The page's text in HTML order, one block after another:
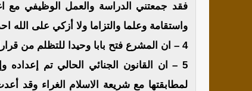
فقد جمعتني الدراسة والعمل الوظيفي
واستقامة وعلما والتزاما ولا أزكي على الله
4 – ان المشرع فتح بابا وحيدا للتظلم من قرارات وأحكام القضاء وهو باب الطعون ضدها امام جهة مختصة.
لمطابقتها مع شريعة الاسلام الغراء وقد